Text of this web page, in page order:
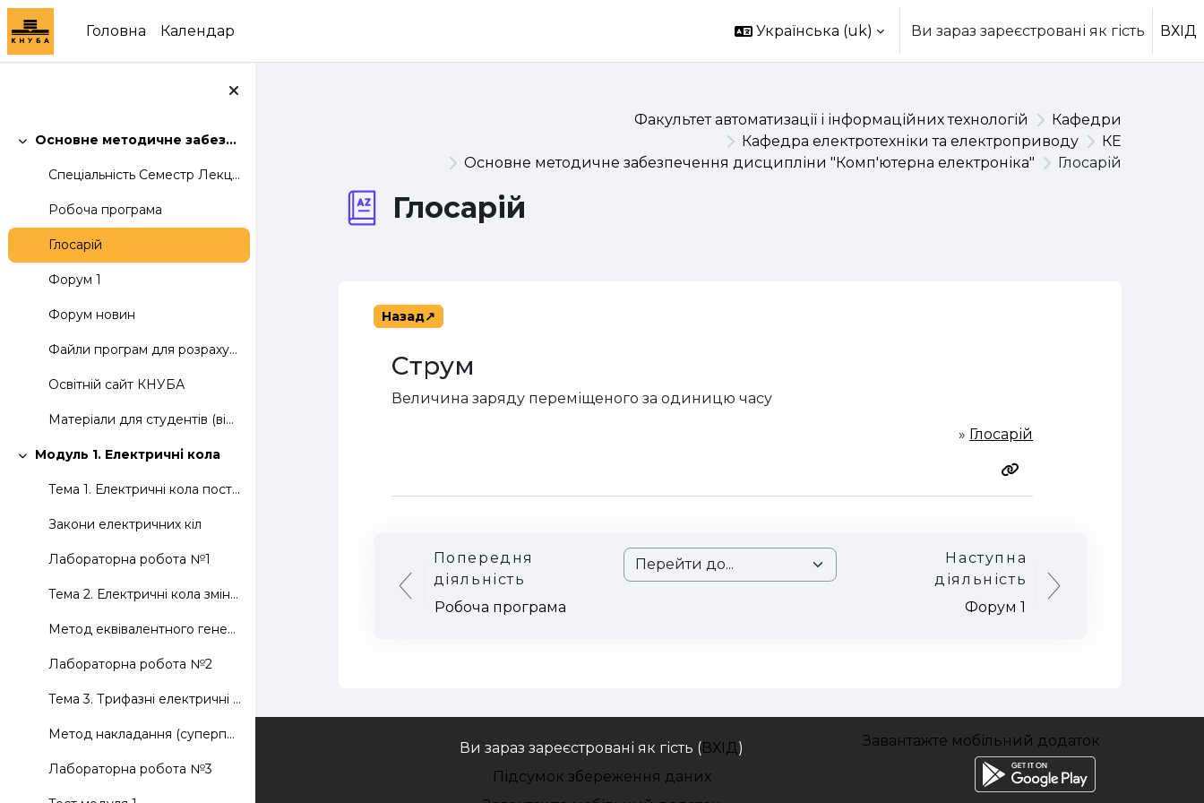
Перейти до головного вмісту
Головна
Календар Українська ‎(uk)‎ Ви зараз зареєстровані як гість ВХІД
Згорнути
Основне методичне забезпечення дисципліни "Комп'ютерна електроніка"
Спеціальність Семестр Лекцій Лаб. Практ....
Робоча програма
Глосарій
Форум 1
Форум новин
Файли програм для розрахунку електричних кіл
Освітній сайт КНУБА
Матеріали для студентів (віртуальні лабораторні роботи для дистанційного виконання)
Згорнути
Модуль 1. Електричні кола
Тема 1. Електричні кола постійного струму
Закони електричних кіл
Лабораторна робота №1
Тема 2. Електричні кола змінного струму
Метод еквівалентного генератора
Лабораторна робота №2
Тема 3. Трифазні електричні кола змінного струму
Метод накладання (суперпозиції)
Лабораторна робота №3
Факультет автоматизації і інформаційних технологій
Кафедри
Кафедра електротехніки та електроприводу
КЕ
Основне методичне забезпечення дисципліни "Комп'ютерна електроніка"
Глосарій
Глосарій
Назад
Струм
Величина заряду переміщеного за одиницю часу
» Глосарій
Попередня
діяльність
Робоча програма
Перейти до...
Наступна
діяльність
Форум 1
Зворотній зв'язок Ви зараз зареєстровані як гість (ВХІД)
Підсумок збереження даних
Завантажте мобільний додаток